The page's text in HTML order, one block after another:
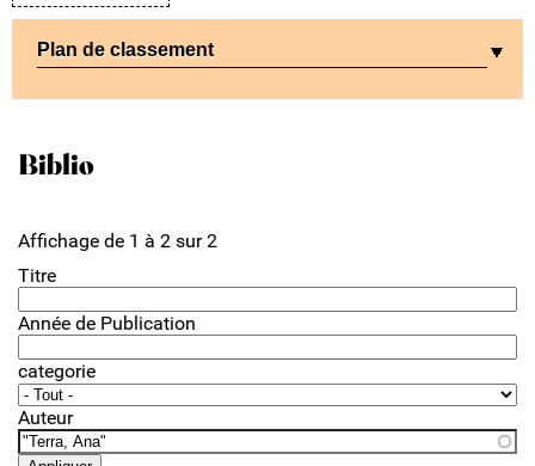
Plan de classement
Biblio
Affichage de 1 à 2 sur 2
Titre
Année de Publication
categorie
Auteur